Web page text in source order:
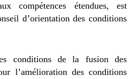
compétences étendues, est
d’orientation des conditions
conditions de la fusion des
l’amélioration des conditions